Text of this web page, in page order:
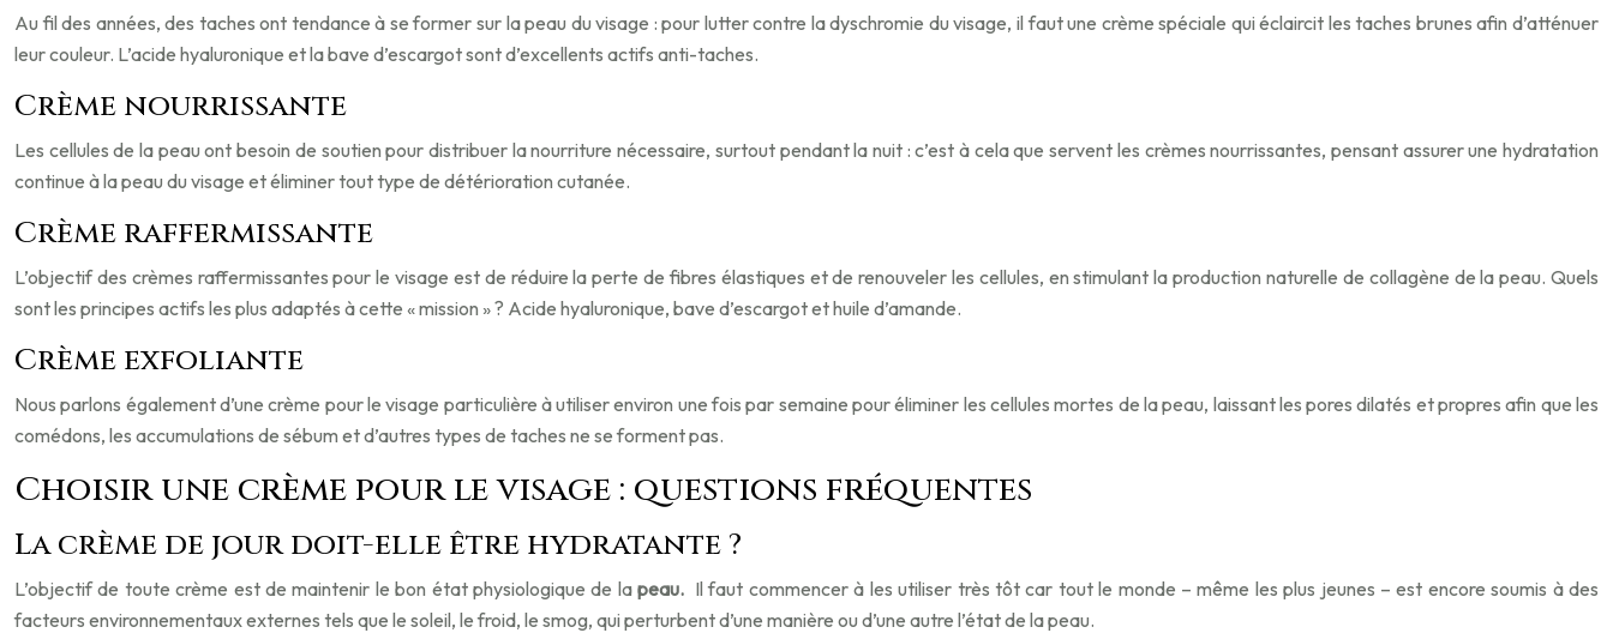
Au fil des années, des taches ont tendance à se former sur la peau du visage : pour lutter contre la dyschromie du visage, il faut une crème spéciale qui éclaircit les taches brunes afin d’atténuer
leur couleur. L’acide hyaluronique et la bave d’escargot sont d’excellents actifs anti-taches.
Crème nourrissante
Les cellules de la peau ont besoin de soutien pour distribuer la nourriture nécessaire, surtout pendant la nuit : c’est à cela que servent les crèmes nourrissantes, pensant assurer une hydratation
continue à la peau du visage et éliminer tout type de détérioration cutanée.
Crème raffermissante
L’objectif des crèmes raffermissantes pour le visage est de réduire la perte de fibres élastiques et de renouveler les cellules, en stimulant la production naturelle de collagène de la peau. Quels
sont les principes actifs les plus adaptés à cette « mission » ? Acide hyaluronique, bave d’escargot et huile d’amande.
Crème exfoliante
Nous parlons également d’une crème pour le visage particulière à utiliser environ une fois par semaine pour éliminer les cellules mortes de la peau, laissant les pores dilatés et propres afin que les
comédons, les accumulations de sébum et d’autres types de taches ne se forment pas.
Choisir une crème pour le visage : questions fréquentes
La crème de jour doit-elle être hydratante ?
L’objectif de toute crème est de maintenir le bon état physiologique de lapeau. Il faut commencer à les utiliser très tôt car tout le monde – même les plus jeunes – est encore soumis à des
facteurs environnementaux externes tels que le soleil, le froid, le smog, qui perturbent d’une manière ou d’une autre l’état de la peau.